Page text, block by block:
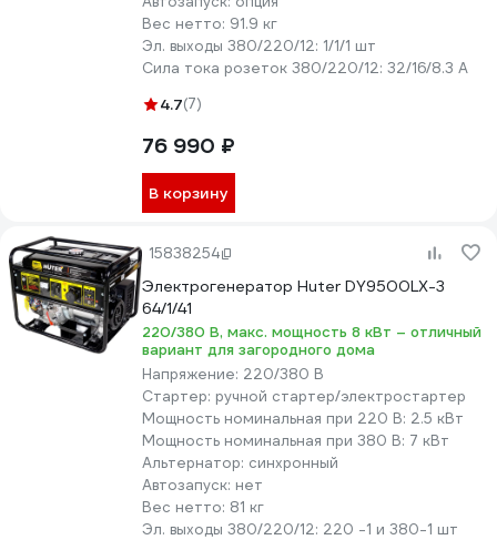
Вес нетто: 91.9 кг
Эл. выходы 380/220/12: 1/1/1 шт
Сила тока розеток 380/220/12: 32/16/8.3 А
4.7(7)
76 990 ₽
В корзину
15838254
Электрогенератор Huter DY9500LX-3
64/1/41
220/380 В, макс. мощность 8 кВт – отличный
вариант для загородного дома
Напряжение: 220/380 В
Стартер: ручной стартер/электростартер
Мощность номинальная при 220 В: 2.5 кВт
Мощность номинальная при 380 В: 7 кВт
Альтернатор: синхронный
Автозапуск: нет
Вес нетто: 81 кг
Эл. выходы 380/220/12: 220 -1 и 380-1 шт